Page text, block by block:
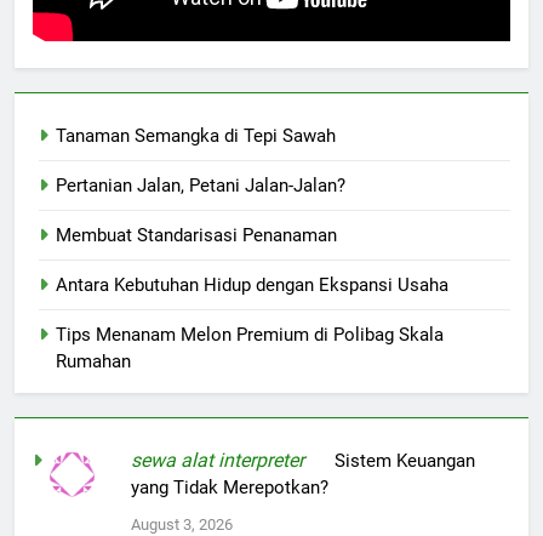
Tanaman Semangka di Tepi Sawah
Pertanian Jalan, Petani Jalan-Jalan?
Membuat Standarisasi Penanaman
Antara Kebutuhan Hidup dengan Ekspansi Usaha
Tips Menanam Melon Premium di Polibag Skala
Rumahan
sewa alat interpreteronSistem Keuangan
yang Tidak Merepotkan?
August 3, 2026